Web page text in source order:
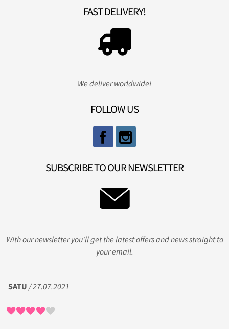
FAST DELIVERY!
We deliver worldwide!
FOLLOW US
SUBSCRIBE TO OUR NEWSLETTER
With our newsletter you'll get the latest offers and news straight to
your email.
SATU / 27.07.2021